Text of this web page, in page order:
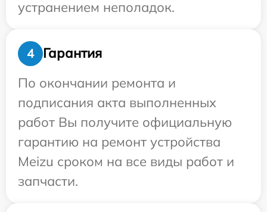
устранением неполадок.
4
Гарантия
По окончании ремонта и
подписания акта выполненных
работ Вы получите официальную
гарантию на ремонт устройства
Meizu сроком на все виды работ и
запчасти.